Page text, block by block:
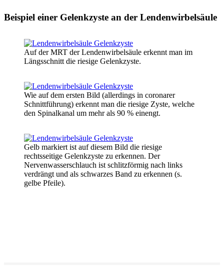
Beispiel einer Gelenkzyste an der Lendenwirbelsäule
Auf der MRT der Lendenwirbelsäule erkennt man im
Längsschnitt die riesige Gelenkzyste.
Wie auf dem ersten Bild (allerdings in coronarer
Schnittführung) erkennt man die riesige Zyste, welche
den Spinalkanal um mehr als 90 % einengt.
Gelb markiert ist auf diesem Bild die riesige
rechtsseitige Gelenkzyste zu erkennen. Der
Nervenwasserschlauch ist schlitzförmig nach links
verdrängt und als schwarzes Band zu erkennen (s.
gelbe Pfeile).